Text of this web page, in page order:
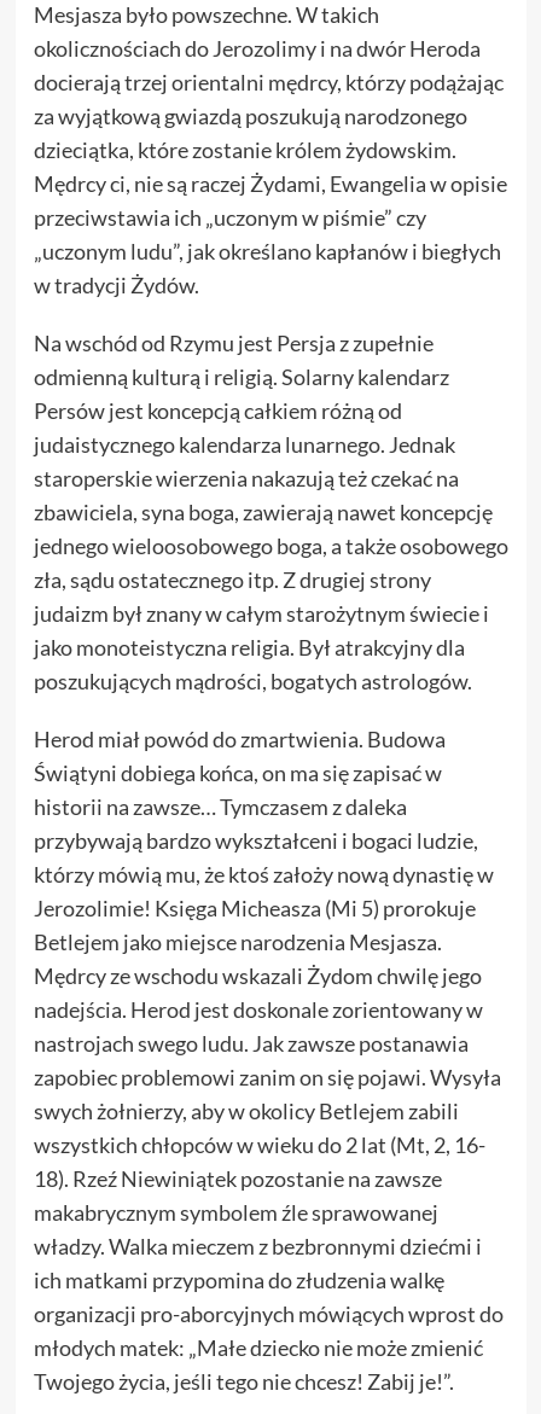
Mesjasza było powszechne. W takich
okolicznościach do Jerozolimy i na dwór Heroda
docierają trzej orientalni mędrcy, którzy podążając
za wyjątkową gwiazdą poszukują narodzonego
dzieciątka, które zostanie królem żydowskim.
Mędrcy ci, nie są raczej Żydami, Ewangelia w opisie
przeciwstawia ich „uczonym w piśmie” czy
„uczonym ludu”, jak określano kapłanów i biegłych
w tradycji Żydów.
Na wschód od Rzymu jest Persja z zupełnie
odmienną kulturą i religią. Solarny kalendarz
Persów jest koncepcją całkiem różną od
judaistycznego kalendarza lunarnego. Jednak
staroperskie wierzenia nakazują też czekać na
zbawiciela, syna boga, zawierają nawet koncepcję
jednego wieloosobowego boga, a także osobowego
zła, sądu ostatecznego itp. Z drugiej strony
judaizm był znany w całym starożytnym świecie i
jako monoteistyczna religia. Był atrakcyjny dla
poszukujących mądrości, bogatych astrologów.
Herod miał powód do zmartwienia. Budowa
Świątyni dobiega końca, on ma się zapisać w
historii na zawsze… Tymczasem z daleka
przybywają bardzo wykształceni i bogaci ludzie,
którzy mówią mu, że ktoś założy nową dynastię w
Jerozolimie! Księga Micheasza (Mi 5) prorokuje
Betlejem jako miejsce narodzenia Mesjasza.
Mędrcy ze wschodu wskazali Żydom chwilę jego
nadejścia. Herod jest doskonale zorientowany w
nastrojach swego ludu. Jak zawsze postanawia
zapobiec problemowi zanim on się pojawi. Wysyła
swych żołnierzy, aby w okolicy Betlejem zabili
wszystkich chłopców w wieku do 2 lat (Mt, 2, 16-
18). Rzeź Niewiniątek pozostanie na zawsze
makabrycznym symbolem źle sprawowanej
władzy. Walka mieczem z bezbronnymi dziećmi i
ich matkami przypomina do złudzenia walkę
organizacji pro-aborcyjnych mówiących wprost do
młodych matek: „Małe dziecko nie może zmienić
Twojego życia, jeśli tego nie chcesz! Zabij je!”.